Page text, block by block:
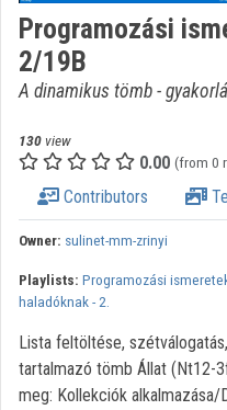
Contributors
Appearance:light
Programozási
2/19B
A dinamikus tömb -
130 view
0.00 (from 0
Contributors
Owner: sulinet-mm-zrinyi
Playlists: Programozási
haladóknak - 2.
Lista feltöltése,
tartalmazó tömb Állat (Nt12-
meg: Kollekciók